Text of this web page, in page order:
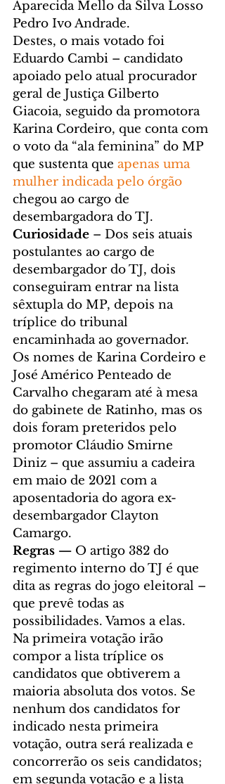
Aparecida Mello da Silva Losso
Pedro Ivo Andrade.
Destes, o mais votado foi
Eduardo Cambi – candidato
apoiado pelo atual procurador
geral de Justiça Gilberto
Giacoia, seguido da promotora
Karina Cordeiro, que conta com
o voto da “ala feminina” do MP
que sustenta que apenas uma
mulher indicada pelo órgão
chegou ao cargo de
desembargadora do TJ.
Curiosidade – Dos seis atuais
postulantes ao cargo de
desembargador do TJ, dois
conseguiram entrar na lista
sêxtupla do MP, depois na
tríplice do tribunal
encaminhada ao governador.
Os nomes de Karina Cordeiro e
José Américo Penteado de
Carvalho chegaram até à mesa
do gabinete de Ratinho, mas os
dois foram preteridos pelo
promotor Cláudio Smirne
Diniz – que assumiu a cadeira
em maio de 2021 com a
aposentadoria do agora ex-
desembargador Clayton
Camargo.
Regras — O artigo 382 do
regimento interno do TJ é que
dita as regras do jogo eleitoral –
que prevê todas as
possibilidades. Vamos a elas.
Na primeira votação irão
compor a lista tríplice os
candidatos que obtiverem a
maioria absoluta dos votos. Se
nenhum dos candidatos for
indicado nesta primeira
votação, outra será realizada e
concorrerão os seis candidatos;
em segunda votação e a lista